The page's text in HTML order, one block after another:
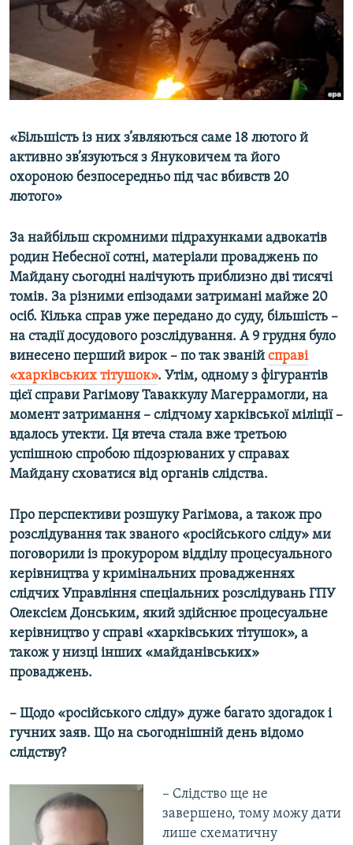
СВІДЧЕННЯ ОКУПАЦІЇ
УКРАЇНСЬКА ПРОБЛЕМА КРИМУ
ІНФОГРАФІКА
Qırımtatar
ДОЛУЧАЙСЯ!
Усі сайти RFE/RL
«Більшість із них з’являються саме 18 лютого й
активно зв’язуються з Януковичем та його
охороною безпосередньо під час вбивств 20
лютого»
За найбільш скромними підрахунками адвокатів
родин Небесної сотні, матеріали проваджень по
Майдану сьогодні налічують приблизно дві тисячі
томів. За різними епізодами затримані майже 20
осіб. Кілька справ уже передано до суду, більшість –
на стадії досудового розслідування. А 9 грудня було
винесено перший вирок – по так званій справі
«харківських тітушок». Утім, одному з фігурантів
цієї справи Рагімову Таваккулу Магеррамогли, на
момент затримання – слідчому харківської міліції –
вдалось утекти. Ця втеча стала вже третьою
успішною спробою підозрюваних у справах
Майдану сховатися від органів слідства.
Про перспективи розшуку Рагімова, а також про
розслідування так званого «російського сліду» ми
поговорили із прокурором відділу процесуального
керівництва у кримінальних провадженнях
слідчих Управління спеціальних розслідувань ГПУ
Олексієм Донським, який здійснює процесуальне
керівництво у справі «харківських тітушок», а
також у низці інших «майданівських»
проваджень.
– Щодо «російського сліду» дуже багато здогадок і
гучних заяв. Що на сьогоднішній день відомо
слідству?
– Слідство ще не
завершено, тому можу дати
лише схематичну